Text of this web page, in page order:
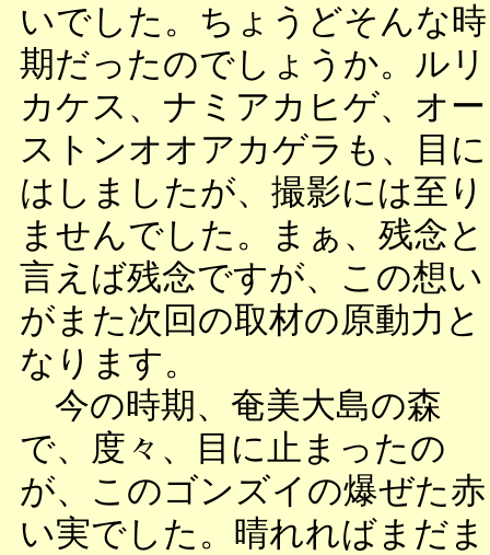
いでした。ちょうどそんな時
期だったのでしょうか。ルリ
カケス、ナミアカヒゲ、オー
ストンオオアカゲラも、目に
はしましたが、撮影には至り
ませんでした。まぁ、残念と
言えば残念ですが、この想い
がまた次回の取材の原動力と
なります。
今の時期、奄美大島の森
で、度々、目に止まったの
が、このゴンズイの爆ぜた赤
い実でした。晴れればまだま